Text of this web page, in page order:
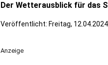
Der Wetterausblick für das
Veröffentlicht: Freitag,
Anzeige